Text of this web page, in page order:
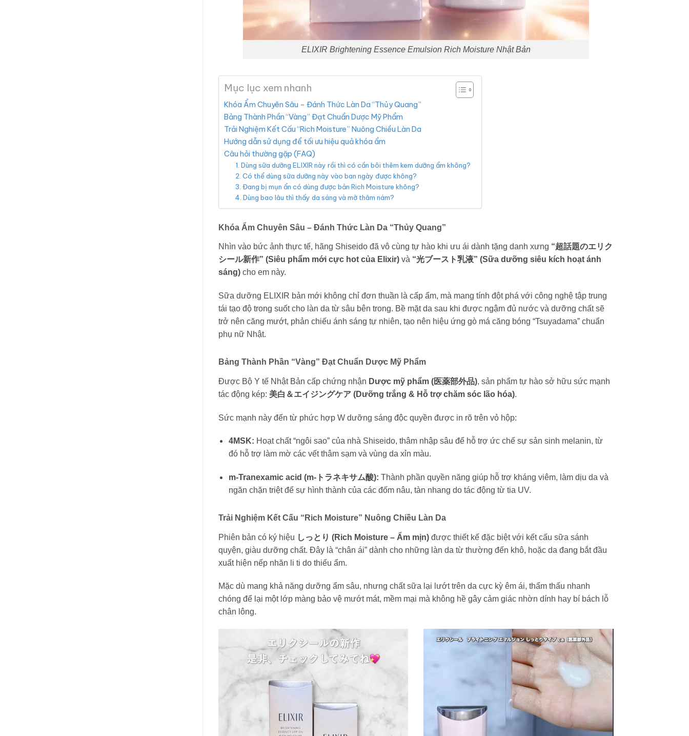
ELIXIR Brightening Essence Emulsion Rich Moisture Nhật Bản
Mục lục xem nhanh
Khóa Ẩm Chuyên Sâu – Đánh Thức Làn Da “Thủy Quang”
Bảng Thành Phần “Vàng” Đạt Chuẩn Dược Mỹ Phẩm
Trải Nghiệm Kết Cấu “Rich Moisture” Nuông Chiều Làn Da
Hướng dẫn sử dụng để tối ưu hiệu quả khóa ẩm
Câu hỏi thường gặp (FAQ)
1. Dùng sữa dưỡng ELIXIR này rồi thì có cần bôi thêm kem dưỡng ẩm không?
2. Có thể dùng sữa dưỡng này vào ban ngày được không?
3. Đang bị mụn ẩn có dùng được bản Rich Moisture không?
4. Dùng bao lâu thì thấy da sáng và mờ thâm nám?
Khóa Ẩm Chuyên Sâu – Đánh Thức Làn Da “Thủy Quang”
Nhìn vào bức ảnh thực tế, hãng Shiseido đã vô cùng tự hào khi ưu ái dành tặng danh xưng “超話題のエリク
シール新作” (Siêu phẩm mới cực hot của Elixir)và “光ブースト乳液” (Sữa dưỡng siêu kích hoạt ánh
sáng)cho em này.
Sữa dưỡng ELIXIR bản mới không chỉ đơn thuần là cấp ẩm, mà mang tính đột phá với công nghệ tập trung
tái tạo độ trong suốt cho làn da từ sâu bên trong. Bề mặt da sau khi được ngậm đủ nước và dưỡng chất sẽ
trở nên căng mướt, phản chiếu ánh sáng tự nhiên, tạo nên hiệu ứng gò má căng bóng “Tsuyadama” chuẩn
phụ nữ Nhật.
Bảng Thành Phần “Vàng” Đạt Chuẩn Dược Mỹ Phẩm
Được Bộ Y tế Nhật Bản cấp chứng nhận Dược mỹ phẩm (医薬部外品), sản phẩm tự hào sở hữu sức mạnh
tác động kép: 美白＆エイジングケア (Dưỡng trắng & Hỗ trợ chăm sóc lão hóa).
Sức mạnh này đến từ phức hợp W dưỡng sáng độc quyền được in rõ trên vỏ hộp:
4MSK: Hoạt chất “ngôi sao” của nhà Shiseido, thâm nhập sâu để hỗ trợ ức chế sự sản sinh melanin, từ
đó hỗ trợ làm mờ các vết thâm sạm và vùng da xỉn màu.
m-Tranexamic acid (m-トラネキサム酸): Thành phần quyền năng giúp hỗ trợ kháng viêm, làm dịu da và
ngăn chặn triệt để sự hình thành của các đốm nâu, tàn nhang do tác động từ tia UV.
Trải Nghiệm Kết Cấu “Rich Moisture” Nuông Chiều Làn Da
Phiên bản có ký hiệu しっとり (Rich Moisture – Ẩm mịn)được thiết kế đặc biệt với kết cấu sữa sánh
quyện, giàu dưỡng chất. Đây là “chân ái” dành cho những làn da từ thường đến khô, hoặc da đang bắt đầu
xuất hiện nếp nhăn li ti do thiếu ẩm.
Mặc dù mang khả năng dưỡng ẩm sâu, nhưng chất sữa lại lướt trên da cực kỳ êm ái, thẩm thấu nhanh
chóng để lại một lớp màng bảo vệ mướt mát, mềm mại mà không hề gây cảm giác nhờn dính hay bí bách lỗ
chân lông.